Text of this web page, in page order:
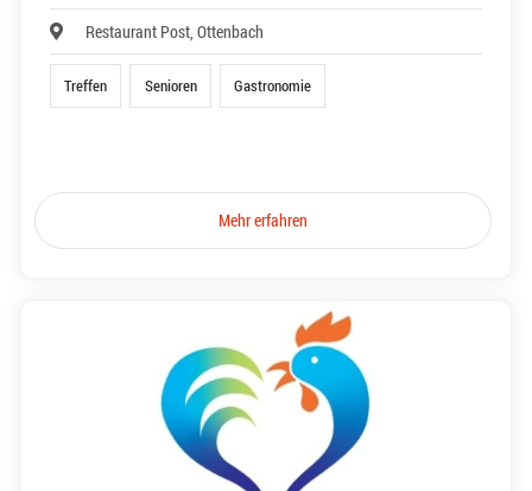
Restaurant Post, Ottenbach
Treffen Senioren Gastronomie
Mehr erfahren